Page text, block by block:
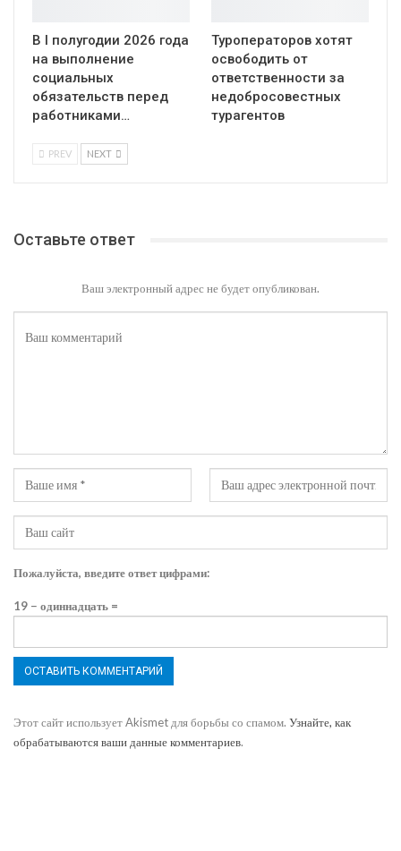
В I полугодии 2026 года
на выполнение
социальных
обязательств перед
работниками…
Туроператоров хотят
освободить от
ответственности за
недобросовестных
турагентов
PREV NEXT
Оставьте ответ
Ваш электронный адрес не будет опубликован.
Пожалуйста, введите ответ цифрами:
19 − одиннадцать =
Этот сайт использует Akismet для борьбы со спамом. Узнайте, как
обрабатываются ваши данные комментариев.